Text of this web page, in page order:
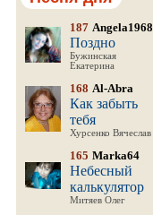
187 Angela1968
Поздно
Бужинская
Екатерина
168 Al-Abra
Как забыть
тебя
Хурсенко Вячеслав
165 Marka64
Небесный
калькулятор
Митяев Олег